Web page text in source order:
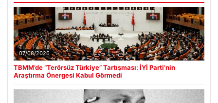
07/08/2026
TBMM’de “Terörsüz Türkiye” Tartışması: İYİ Parti’nin
Araştırma Önergesi Kabul Görmedi